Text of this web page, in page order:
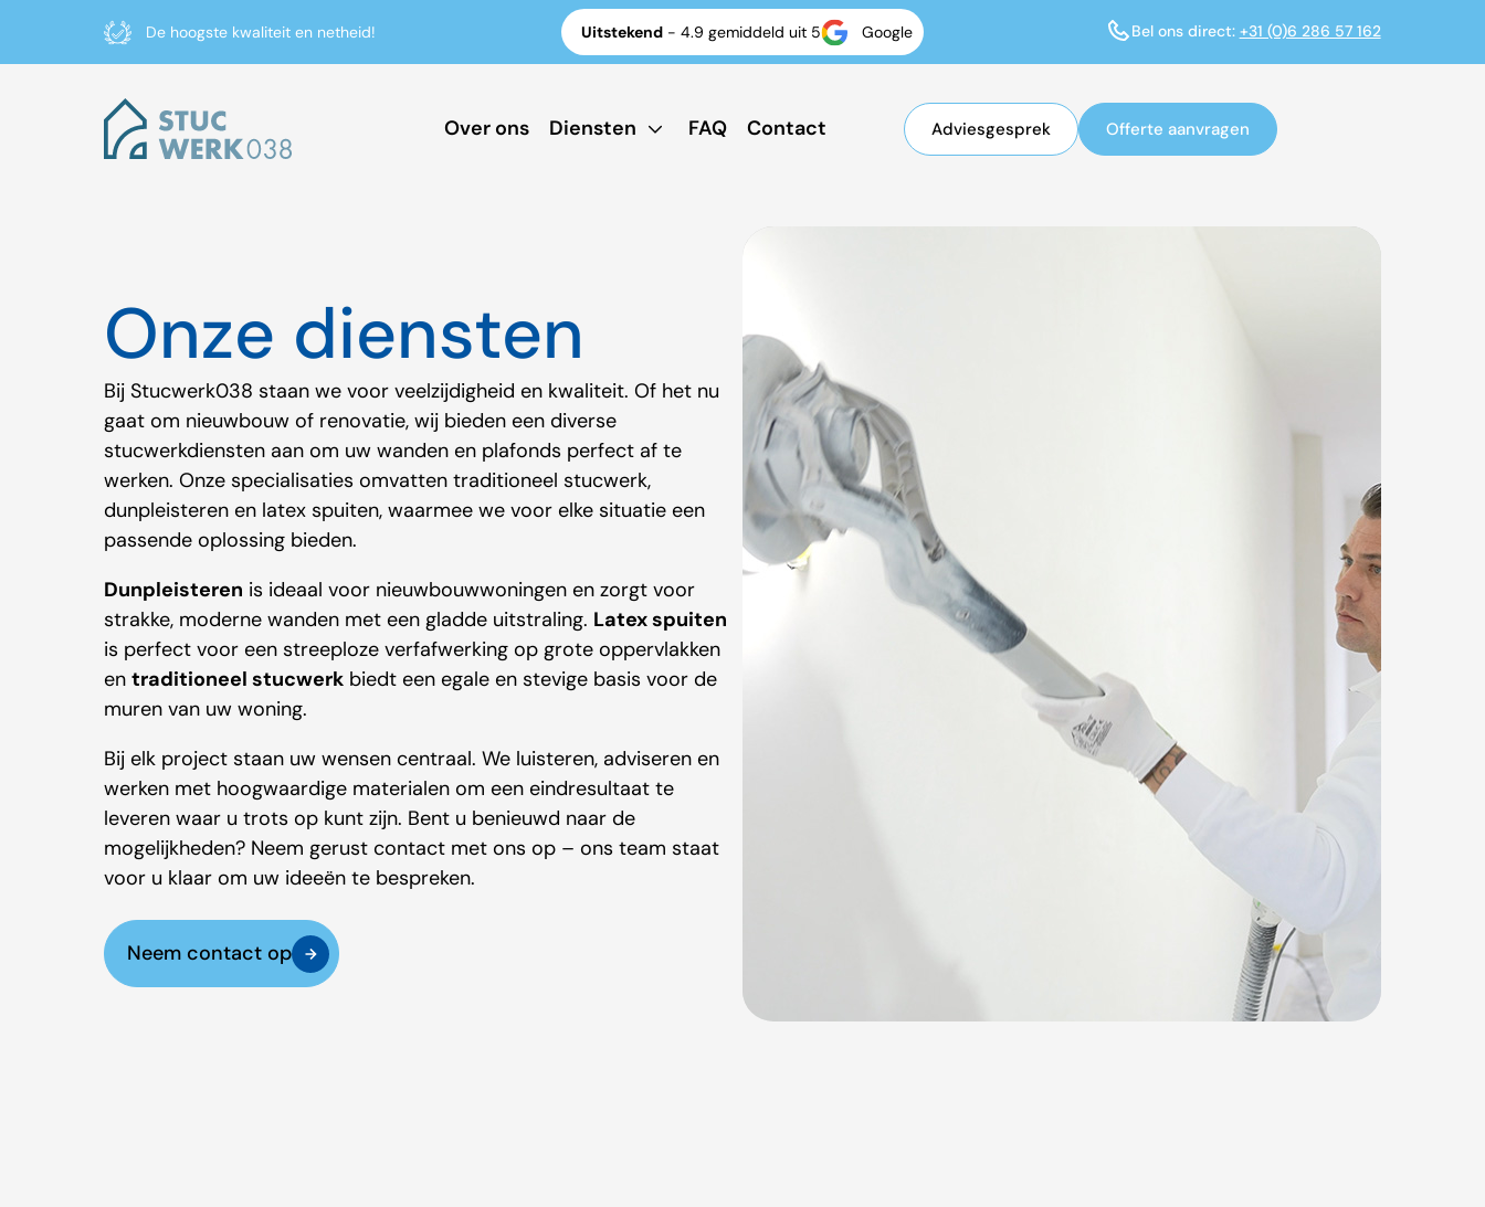
De hoogste kwaliteit en netheid! Uitstekend- 4.9 gemiddeld uit 5 Google Bel ons direct: +31 (0)6 286 57 162
Over ons Diensten FAQ Contact Adviesgesprek Offerte aanvragen
Onze diensten
Bij Stucwerk038 staan we voor veelzijdigheid en kwaliteit. Of het nu
gaat om nieuwbouw of renovatie, wij bieden een diverse
stucwerkdiensten aan om uw wanden en plafonds perfect af te
werken. Onze specialisaties omvatten traditioneel stucwerk,
dunpleisteren en latex spuiten, waarmee we voor elke situatie een
passende oplossing bieden.
Dunpleisteren is ideaal voor nieuwbouwwoningen en zorgt voor
strakke, moderne wanden met een gladde uitstraling. Latex spuiten
is perfect voor een streeploze verfafwerking op grote oppervlakken
entraditioneel stucwerk biedt een egale en stevige basis voor de
muren van uw woning.
Bij elk project staan uw wensen centraal. We luisteren, adviseren en
werken met hoogwaardige materialen om een eindresultaat te
leveren waar u trots op kunt zijn. Bent u benieuwd naar de
mogelijkheden? Neem gerust contact met ons op – ons team staat
voor u klaar om uw ideeën te bespreken.
Neem contact op